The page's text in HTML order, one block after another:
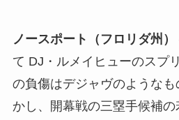
ノースポート（フロリダ州）
て DJ・ルメイヒューのスプ
の負傷はデジャヴのような
かし、開幕戦の三塁手候補